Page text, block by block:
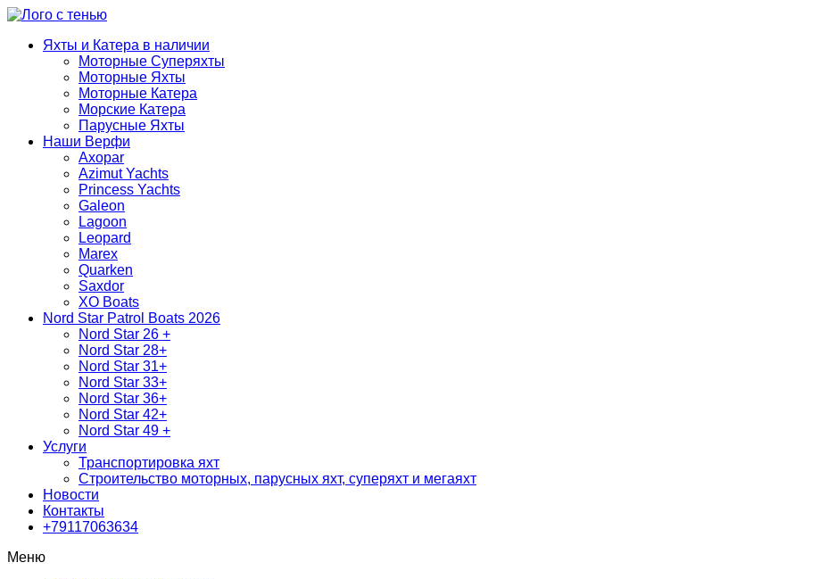
Яхты и Катера в наличии
Моторные Суперяхты
Моторные Яхты
Моторные Катера
Морские Катера
Парусные Яхты
Наши Верфи
Axopar
Azimut Yachts
Princess Yachts
Galeon
Lagoon
Leopard
Marex
Quarken
Saxdor
XO Boats
Nord Star Patrol Boats 2026
Nord Star 26 +
Nord Star 28+
Nord Star 31+
Nord Star 33+
Nord Star 36+
Nord Star 42+
Nord Star 49 +
Услуги
Транспортировка яхт
Строительство моторных, парусных яхт, суперяхт и мегаяхт
Новости
Контакты
+79117063634
Меню